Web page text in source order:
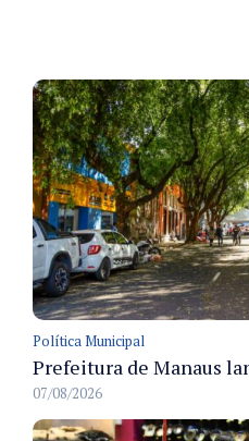
Política Municipal
07/08/2026